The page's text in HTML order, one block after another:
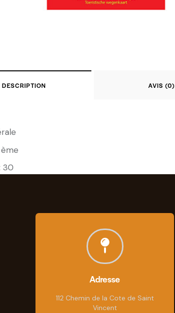
DESCRIPTION AVIS (0)
30
Adresse
112 Chemin de la Cote de Saint
Vincent